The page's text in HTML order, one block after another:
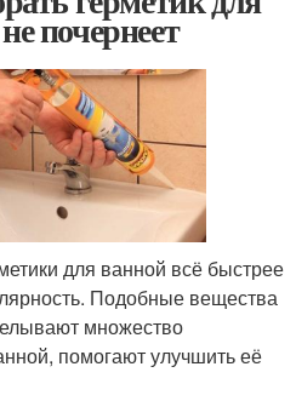
почернеет
для ванной всё быстрее
Подобные вещества
множество
помогают улучшить её